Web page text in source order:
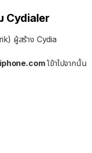
Cydialer
ผู้สร้าง Cydia
เ้ข้าไปจากนั้น